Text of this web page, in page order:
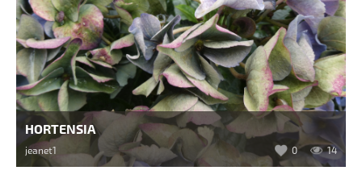
HORTENSIA
jeanet1 0 14